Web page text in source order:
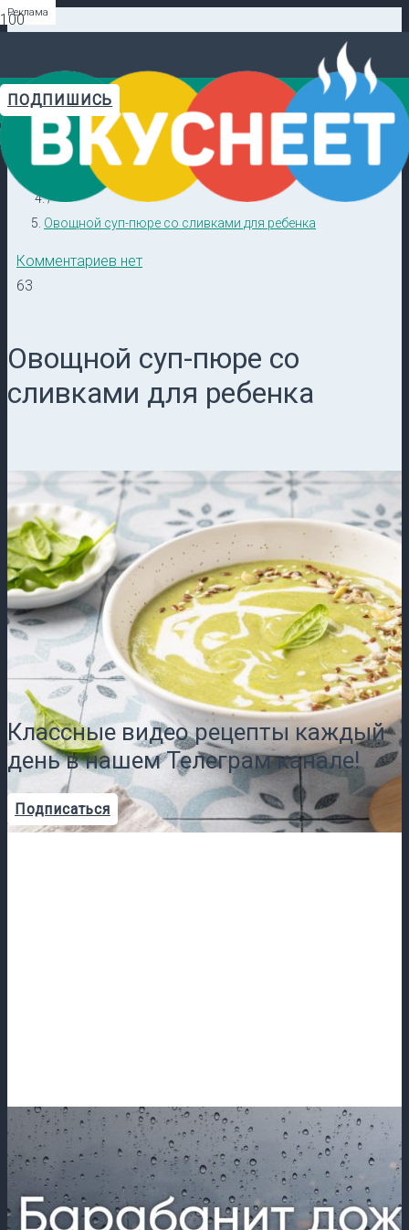
ПОДПИШИСЬ
Видеорецепты в ТГ →
Главная
/
Кулинарные секреты
/
Овощной суп-пюре со сливками для ребенка
Комментариев нет
63
Овощной суп-пюре со
сливками для ребенка
Классные видео рецепты каждый
день в нашем Телеграм канале!
Подписаться
Реклама
Реклама
Реклама
Реклама
Реклама
Реклама